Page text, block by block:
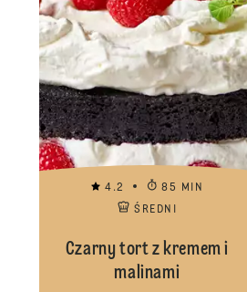
4.2
85 MIN
ŚREDNI
Czarny tort z kremem i
malinami